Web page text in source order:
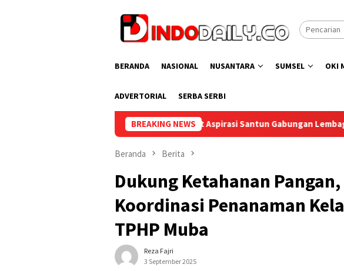
BERANDA NASIONAL NUSANTARA SUMSEL OKI
ADVERTORIAL SERBA SERBI
BREAKING NEWS
Muba Sambut Aspirasi Santun Gabungan Lembaga dan Masyarakat Muba
Beranda Berita
Dukung Ketahanan
Koordinasi Penanaman
TPHP Muba
Reza Fajri
3 September 2025